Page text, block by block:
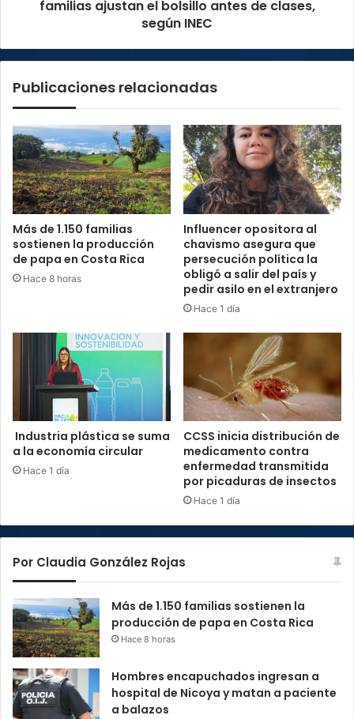
según
familias ajustan el bolsillo antes de clases,
según INEC
Publicaciones relacionadas
Más de 1.150 familias
sostienen la producción
de papa en Costa Rica
Hace 8 horas
Influencer opositora al
chavismo asegura que
persecución política la
obligó a salir del país y
pedir asilo en el extranjero
Hace 1 día
Industria plástica se suma
a la economía circular
Hace 1 día
CCSS inicia distribución de
medicamento contra
enfermedad transmitida
por picaduras de insectos
Hace 1 día
Por Claudia González Rojas
Más de 1.150 familias sostienen la
producción de papa en Costa Rica
Hace 8 horas
Hombres encapuchados ingresan a
hospital de Nicoya y matan a paciente
a balazos